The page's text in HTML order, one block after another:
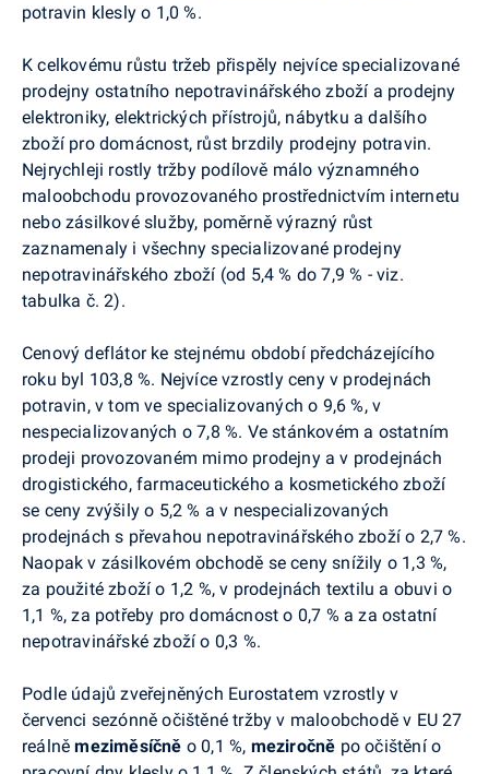
potravin klesly o 1,0 %.
K celkovému růstu tržeb přispěly nejvíce specializované
prodejny ostatního nepotravinářského zboží a prodejny
elektroniky, elektrických přístrojů, nábytku a dalšího
zboží pro domácnost, růst brzdily prodejny potravin.
Nejrychleji rostly tržby podílově málo významného
maloobchodu provozovaného prostřednictvím internetu
nebo zásilkové služby, poměrně výrazný růst
zaznamenaly i všechny specializované prodejny
nepotravinářského zboží (od 5,4 % do 7,9 % - viz.
tabulka č. 2).
Cenový deflátor ke stejnému období předcházejícího
roku byl 103,8 %. Nejvíce vzrostly ceny v prodejnách
potravin, v tom ve specializovaných o 9,6 %, v
nespecializovaných o 7,8 %. Ve stánkovém a ostatním
prodeji provozovaném mimo prodejny a v prodejnách
drogistického, farmaceutického a kosmetického zboží
se ceny zvýšily o 5,2 % a v nespecializovaných
prodejnách s převahou nepotravinářského zboží o 2,7 %.
Naopak v zásilkovém obchodě se ceny snížily o 1,3 %,
za použité zboží o 1,2 %, v prodejnách textilu a obuvi o
1,1 %, za potřeby pro domácnost o 0,7 % a za ostatní
nepotravinářské zboží o 0,3 %.
Podle údajů zveřejněných Eurostatem vzrostly v
červenci sezónně očištěné tržby v maloobchodě v EU 27
reálněmeziměsíčně o 0,1 %, meziročně po očištění o